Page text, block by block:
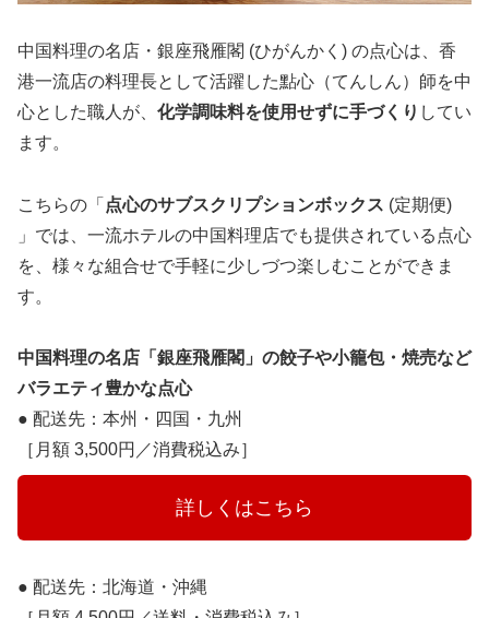
中国料理の名店・銀座飛雁閣 (ひがんかく) の点心は、香
港一流店の料理長として活躍した點心（てんしん）師を中
心とした職人が、 化学調味料を使用せずに手づくり してい
ます。
こちらの「 点心のサブスクリプションボックス (定期便)
」では、一流ホテルの中国料理店でも提供されている点心
を、様々な組合せで手軽に少しづつ楽しむことができま
す。
中国料理の名店「銀座飛雁閣」の餃子や小籠包・焼売など
バラエティ豊かな点心
● 配送先：本州・四国・九州
［月額 3,500円／消費税込み］
詳しくはこちら
● 配送先：北海道・沖縄